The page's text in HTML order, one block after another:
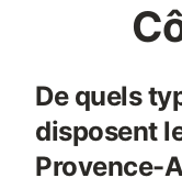
De quels
disposent
Provence-